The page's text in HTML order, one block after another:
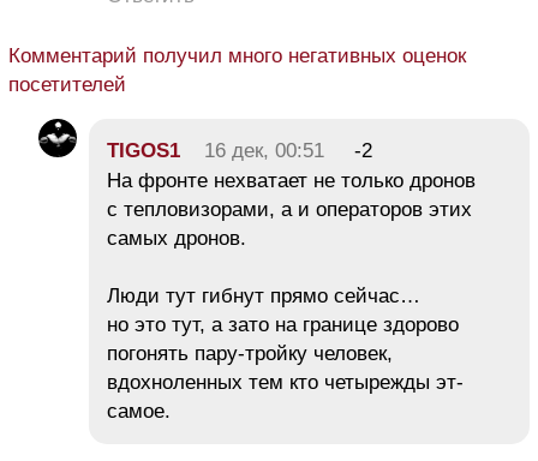
Комментарий получил много негативных оценок
посетителей
TIGOS1 16 дек, 00:51
-2
На фронте нехватает не только дронов
с тепловизорами, а и операторов этих
самых дронов.
Люди тут гибнут прямо сейчас…
но это тут, а зато на границе здорово
погонять пару-тройку человек,
вдохноленных тем кто четырежды эт-
самое.